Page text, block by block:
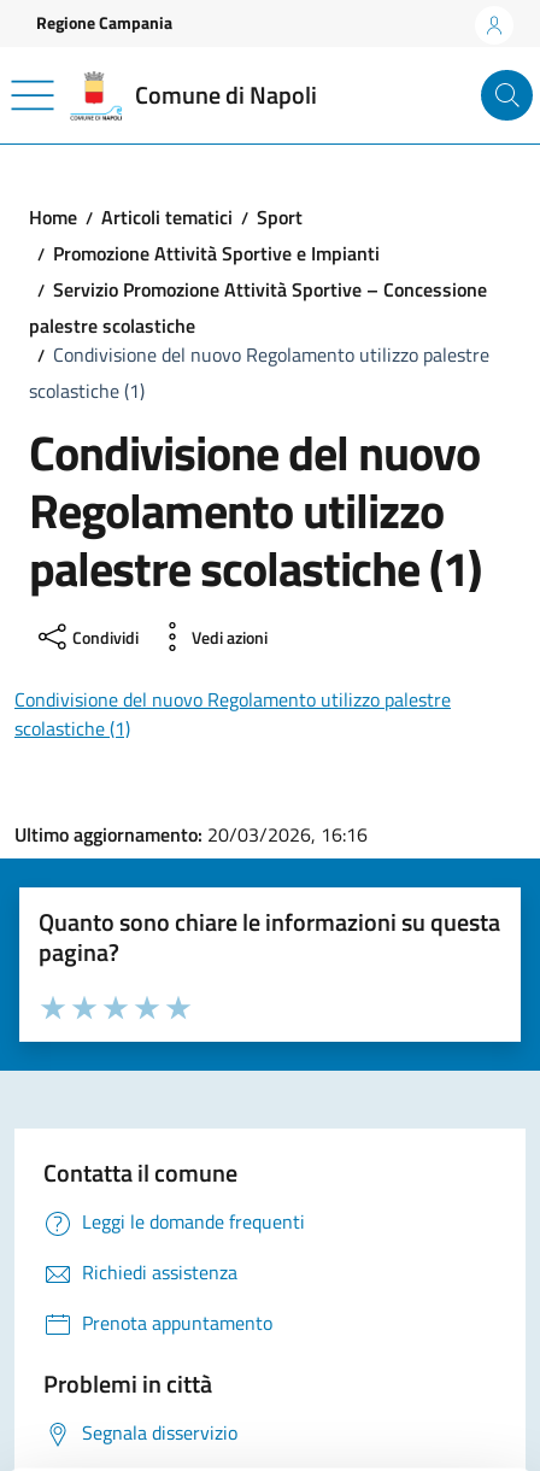
Vai ai contenuti
Vai al footer
Regione Campania
Comune di Napoli
Home Articoli tematici
Sport
Promozione Attività Sportive e Impianti
Servizio Promozione Attività Sportive – Concessione
palestre scolastiche
Condivisione del nuovo Regolamento utilizzo palestre
scolastiche (1)
Condivisione del nuovo
Regolamento utilizzo
palestre scolastiche (1)
Condividi Vedi azioni
Condivisione del nuovo Regolamento utilizzo palestre
scolastiche (1)
Ultimo aggiornamento: 20/03/2026, 16:16
Quanto sono chiare le informazioni su questa
pagina?
Valuta la chiarezza delle informazioni (da 1 a 5 stelle)
Seleziona il numero di stelle per valutare la chiarezza delle
Valuta 5 stelle su 5
Valuta 4 stelle su 5
Valuta 3 stelle su 5
Valuta 2 stelle su 5
Valuta 1 stelle su 5
Contatta il comune
Leggi le domande frequenti
Richiedi assistenza
Prenota appuntamento
Problemi in città
Segnala disservizio